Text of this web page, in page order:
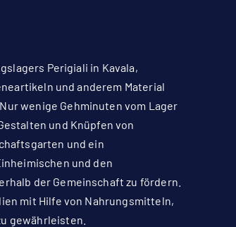
Perigiali in Kavala,
und anderem Material
wenige Gehminuten vom Lager
und Knüpfen von
und ein
und den
der Gemeinschaft zu fördern.
mit Hilfe von Nahrungsmitteln,
gewährleisten.